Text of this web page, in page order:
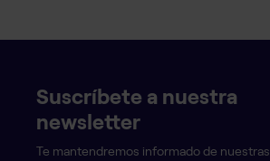
Suscríbete a nuestra
newsletter
Te mantendremos informado de nuestras